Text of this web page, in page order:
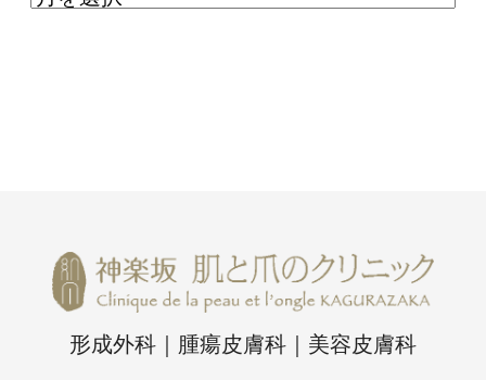
形成外科｜腫瘍皮膚科｜美容皮膚科